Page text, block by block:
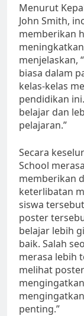
Menurut
John Smith,
memberikan
menjelaskan,
biasa dalam
kelas-kelas
pendidikan
belajar dan
pelajaran.”
Secara
School
memberikan
keterlibatan
siswa
poster
belajar lebih
baik. Salah
merasa lebih
melihat
penting.”